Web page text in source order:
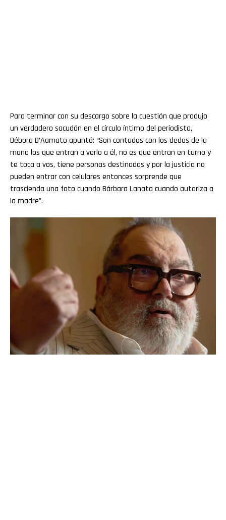
Para terminar con su descargo sobre la cuestión que produjo
un verdadero sacudón en el círculo íntimo del periodista,
Débora D’Aamato apuntó: “Son contados con los dedos de la
mano los que entran a verlo a él, no es que entran en turno y
te toca a vos, tiene personas destinadas y por la justicia no
pueden entrar con celulares entonces sorprende que
trascienda una foto cuando Bárbara Lanata cuando autoriza a
la madre”.